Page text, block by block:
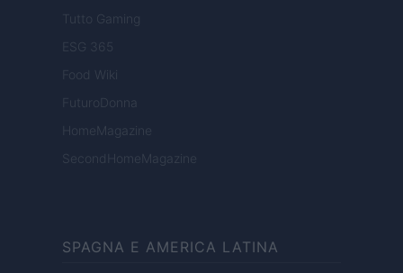
Tutto Gaming
ESG 365
Food Wiki
FuturoDonna
HomeMagazine
SecondHomeMagazine
SPAGNA E AMERICA LATINA